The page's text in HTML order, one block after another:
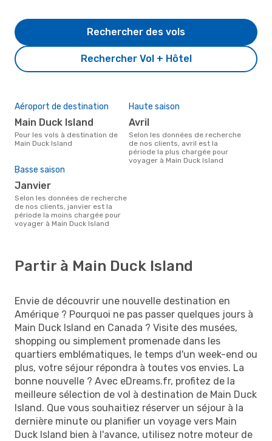
Rechercher Vol + Hôtel
Rechercher des vols
Aéroport de destination
Main Duck Island
Pour les vols à destination de
Main Duck Island
Haute saison
avril
Selon les données de recherche
de nos clients, avril est la
période la plus chargée pour
voyager à Main Duck Island
Basse saison
janvier
Selon les données de recherche
de nos clients, janvier est la
période la moins chargée pour
voyager à Main Duck Island
Partir à Main Duck Island
Envie de découvrir une nouvelle destination en
Amérique ? Pourquoi ne pas passer quelques jours à
Main Duck Island en Canada ? Visite des musées,
shopping ou simplement promenade dans les
quartiers emblématiques, le temps d'un week-end ou
plus, votre séjour répondra à toutes vos envies. La
bonne nouvelle ? Avec eDreams.fr, profitez de la
meilleure sélection de vol à destination de Main Duck
Island. Que vous souhaitiez réserver un séjour à la
dernière minute ou planifier un voyage vers Main
Duck Island bien à l'avance, utilisez notre moteur de